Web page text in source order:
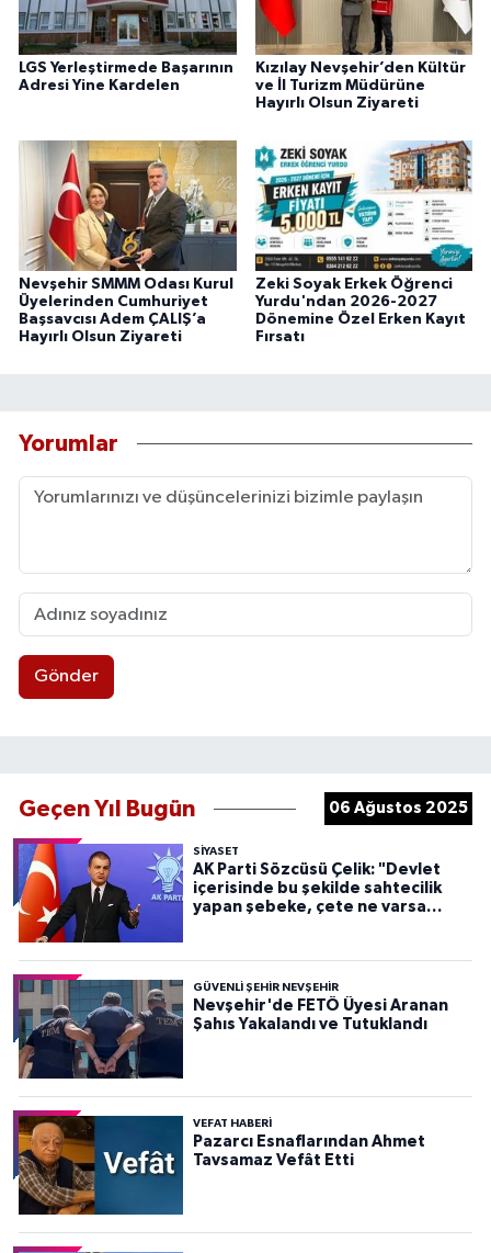
LGS Yerleştirmede Başarının
Adresi Yine Kardelen
Kızılay Nevşehir’den Kültür
ve İl Turizm Müdürüne
Hayırlı Olsun Ziyareti
Nevşehir SMMM Odası Kurul
Üyelerinden Cumhuriyet
Başsavcısı Adem ÇALIŞ’a
Hayırlı Olsun Ziyareti
Zeki Soyak Erkek Öğrenci
Yurdu'ndan 2026-2027
Dönemine Özel Erken Kayıt
Fırsatı
Yorumlar
Gönder
Geçen Yıl Bugün 06 Ağustos 2025
SIYASET
AK Parti Sözcüsü Çelik: "Devlet
içerisinde bu şekilde sahtecilik
yapan şebeke, çete ne varsa
GÜVENLI ŞEHIR NEVŞEHIR
Nevşehir'de FETÖ Üyesi Aranan
Şahıs Yakalandı ve Tutuklandı
VEFAT HABERI
Pazarcı Esnaflarından Ahmet
Tavsamaz Vefât Etti